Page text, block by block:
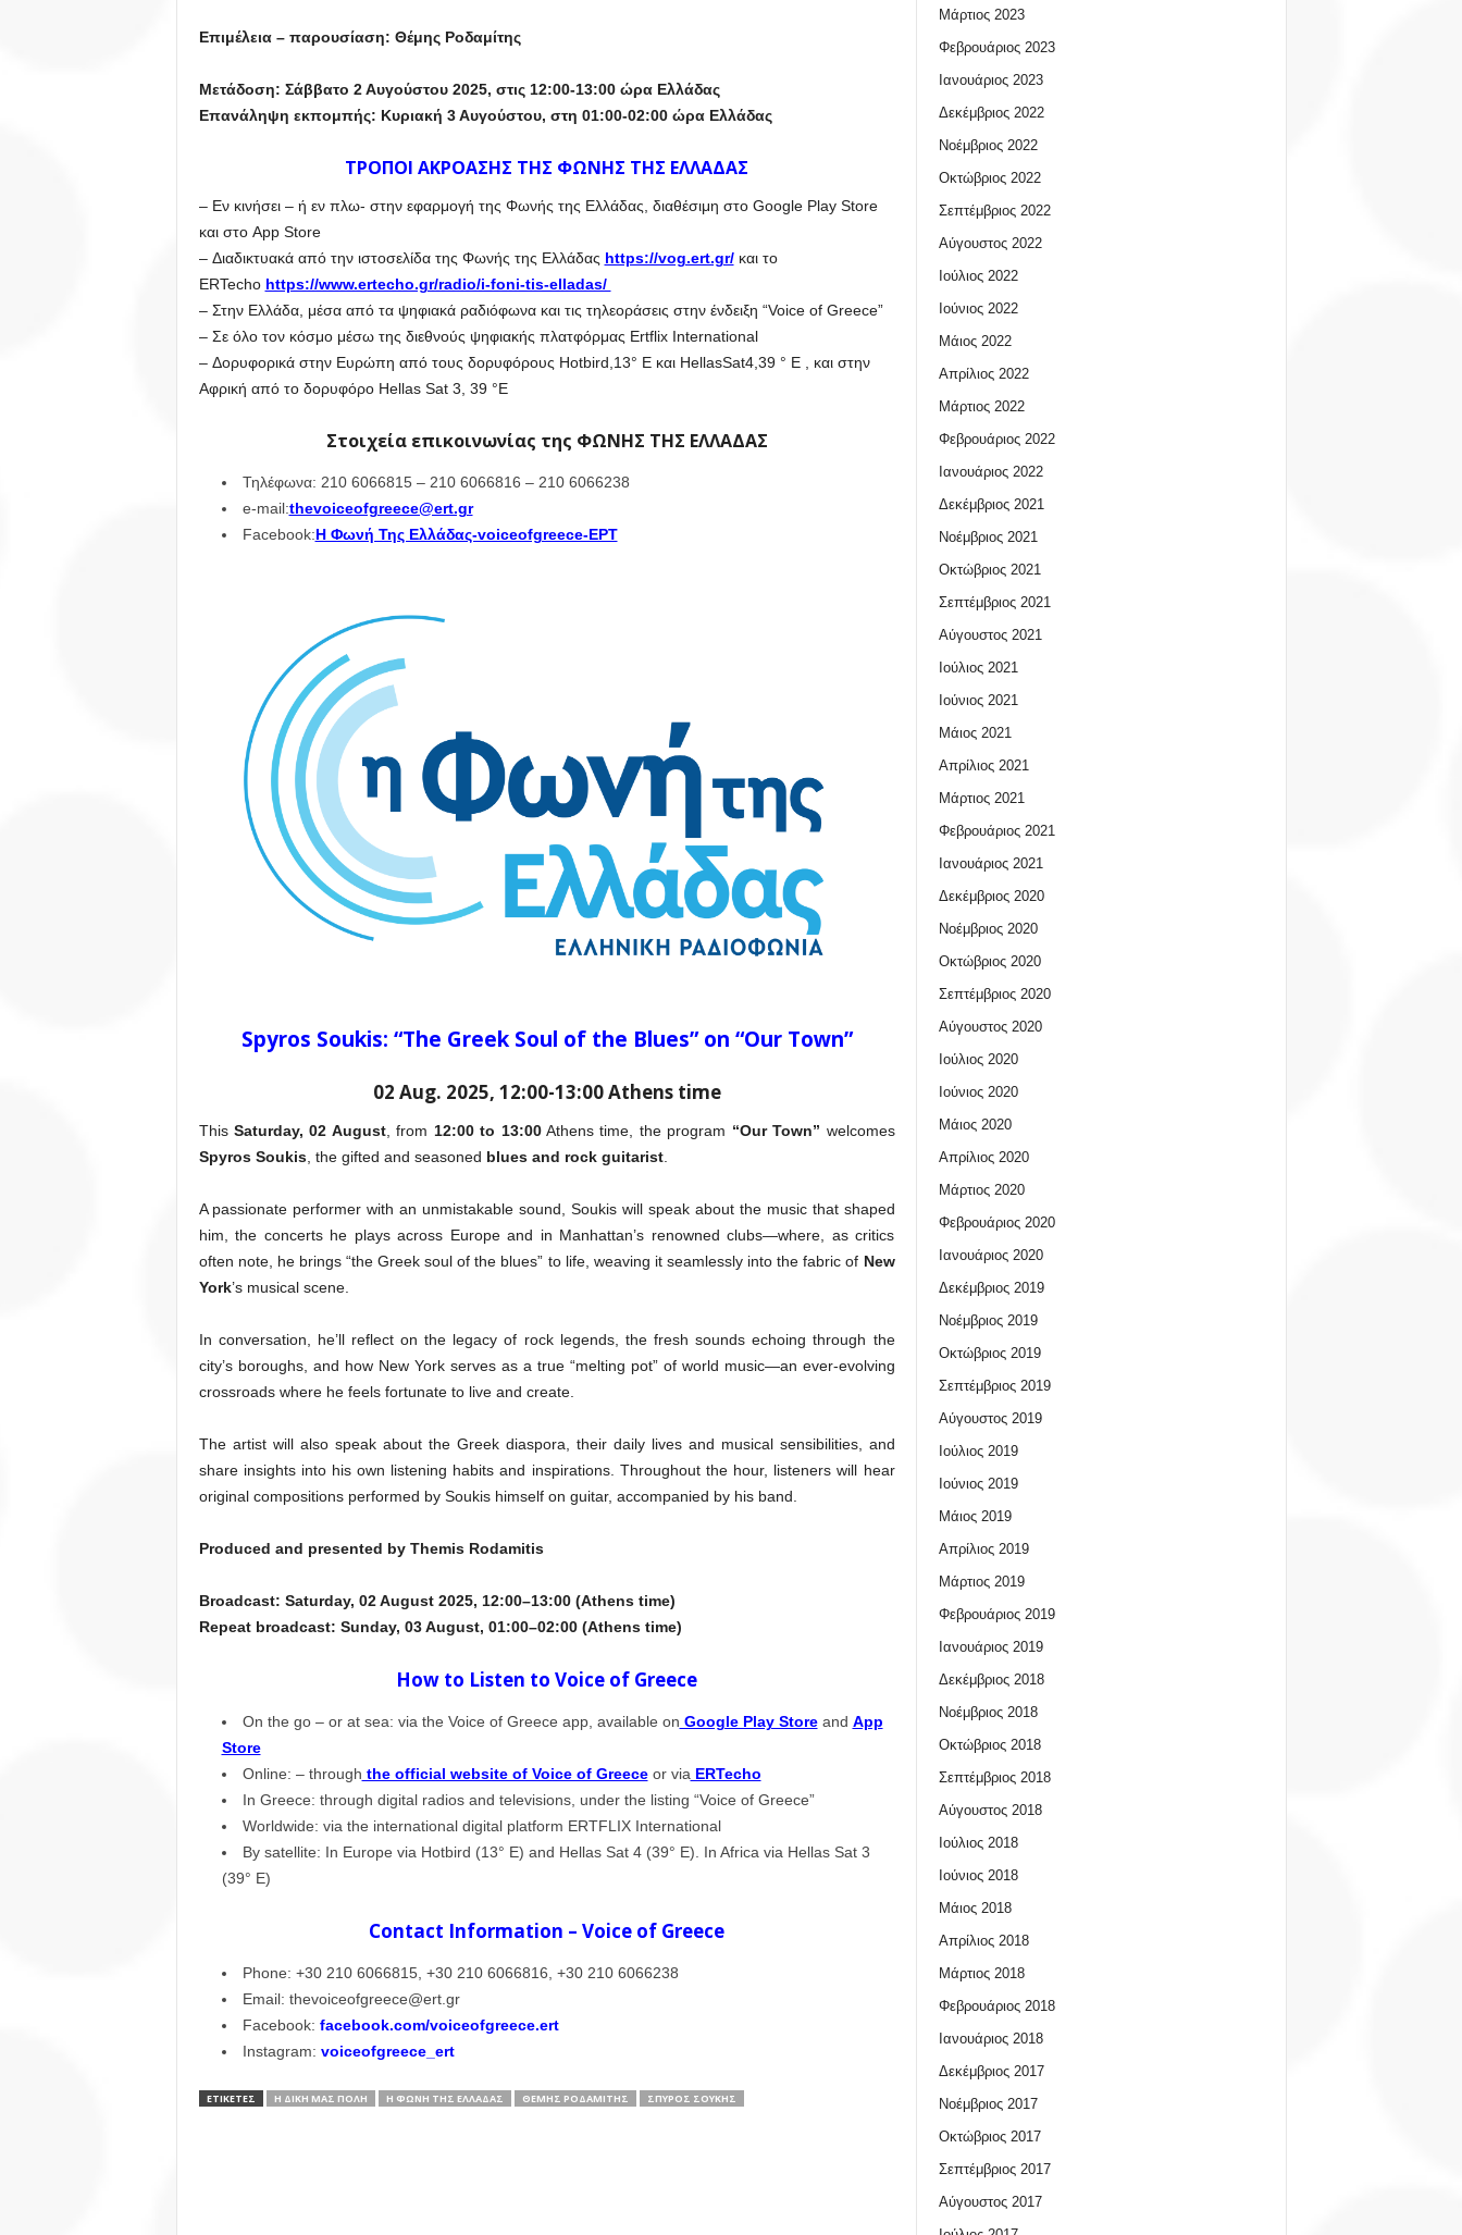
Επιμέλεια – παρουσίαση: Θέμης Ροδαμίτης
Μετάδοση: Σάββατο 2 Αυγούστου 2025, στις 12:00-13:00 ώρα Ελλάδας
Επανάληψη εκπομπής: Κυριακή 3 Αυγούστου, στη 01:00-02:00 ώρα Ελλάδας
ΤΡΟΠΟΙ ΑΚΡΟΑΣΗΣ ΤΗΣ ΦΩΝΗΣ ΤΗΣ ΕΛΛΑΔΑΣ
– Εν κινήσει – ή εν πλω- στην εφαρμογή της Φωνής της Ελλάδας, διαθέσιμη στο Google Play Store
και στο App Store
– Διαδικτυακά από την ιστοσελίδα της Φωνής της Ελλάδας https://vog.ert.gr/και το
ERTecho https://www.ertecho.gr/radio/i-foni-tis-elladas/
– Στην Ελλάδα, μέσα από τα ψηφιακά ραδιόφωνα και τις τηλεοράσεις στην ένδειξη “Voice of Greece”
– Σε όλο τον κόσμο μέσω της διεθνούς ψηφιακής πλατφόρμας Ertflix International
– Δορυφορικά στην Ευρώπη από τους δορυφόρους Hotbird,13° E και HellasSat4,39 ° E , και στην
Αφρική από το δορυφόρο Hellas Sat 3, 39 °E
Στοιχεία επικοινωνίας της ΦΩΝΗΣ ΤΗΣ ΕΛΛΑΔΑΣ
Τηλέφωνα: 210 6066815 – 210 6066816 – 210 6066238
e-mail:thevoiceofgreece@ert.gr
Facebook:Η Φωνή Της Ελλάδας-voiceofgreece-ΕΡΤ
Spyros Soukis: “The Greek Soul of the Blues” on “Our Town”
02 Aug. 2025, 12:00-13:00 Athens time
This Saturday, 02 August, from 12:00 to 13:00Athens time, the program “Our Town” welcomes
Spyros Soukis, the gifted and seasoned blues and rock guitarist.
A passionate performer with an unmistakable sound, Soukis will speak about the music that shaped
him, the concerts he plays across Europe and in Manhattan’s renowned clubs—where, as critics
often note, he brings “the Greek soul of the blues” to life, weaving it seamlessly into the fabric of New
York’s musical scene.
In conversation, he’ll reflect on the legacy of rock legends, the fresh sounds echoing through the
city’s boroughs, and how New York serves as a true “melting pot” of world music—an ever-evolving
crossroads where he feels fortunate to live and create.
The artist will also speak about the Greek diaspora, their daily lives and musical sensibilities, and
share insights into his own listening habits and inspirations. Throughout the hour, listeners will hear
original compositions performed by Soukis himself on guitar, accompanied by his band.
Produced and presented by Themis Rodamitis
Broadcast: Saturday, 02 August 2025, 12:00–13:00 (Athens time)
Repeat broadcast: Sunday, 03 August, 01:00–02:00 (Athens time)
How to Listen to Voice of Greece
On the go – or at sea: via the Voice of Greece app, available on Google Play Storeand App
Store
Online: – through the official website of Voice of Greece or viaERTecho
In Greece: through digital radios and televisions, under the listing “Voice of Greece”
Worldwide: via the international digital platform ERTFLIX International
By satellite: In Europe via Hotbird (13° E) and Hellas Sat 4 (39° E). In Africa via Hellas Sat 3
(39° E)
Contact Information – Voice of Greece
Phone: +30 210 6066815, +30 210 6066816, +30 210 6066238
Email: thevoiceofgreece@ert.gr
Facebook: facebook.com/voiceofgreece.ert
Instagram: voiceofgreece_ert
ΕΤΙΚΕΤΕΣ Η ΔΙΚΉ ΜΑΣ ΠΌΛΗ Η ΦΩΝΗ ΤΗΣ ΕΛΛΑΔΑΣ ΘΈΜΗΣ ΡΟΔΑΜΊΤΗΣ ΣΠΎΡΟΣ ΣΟΎΚΗΣ
Μάρτιος 2023
Φεβρουάριος 2023
Ιανουάριος 2023
Δεκέμβριος 2022
Νοέμβριος 2022
Οκτώβριος 2022
Σεπτέμβριος 2022
Αύγουστος 2022
Ιούλιος 2022
Ιούνιος 2022
Μάιος 2022
Απρίλιος 2022
Μάρτιος 2022
Φεβρουάριος 2022
Ιανουάριος 2022
Δεκέμβριος 2021
Νοέμβριος 2021
Οκτώβριος 2021
Σεπτέμβριος 2021
Αύγουστος 2021
Ιούλιος 2021
Ιούνιος 2021
Μάιος 2021
Απρίλιος 2021
Μάρτιος 2021
Φεβρουάριος 2021
Ιανουάριος 2021
Δεκέμβριος 2020
Νοέμβριος 2020
Οκτώβριος 2020
Σεπτέμβριος 2020
Αύγουστος 2020
Ιούλιος 2020
Ιούνιος 2020
Μάιος 2020
Απρίλιος 2020
Μάρτιος 2020
Φεβρουάριος 2020
Ιανουάριος 2020
Δεκέμβριος 2019
Νοέμβριος 2019
Οκτώβριος 2019
Σεπτέμβριος 2019
Αύγουστος 2019
Ιούλιος 2019
Ιούνιος 2019
Μάιος 2019
Απρίλιος 2019
Μάρτιος 2019
Φεβρουάριος 2019
Ιανουάριος 2019
Δεκέμβριος 2018
Νοέμβριος 2018
Οκτώβριος 2018
Σεπτέμβριος 2018
Αύγουστος 2018
Ιούλιος 2018
Ιούνιος 2018
Μάιος 2018
Απρίλιος 2018
Μάρτιος 2018
Φεβρουάριος 2018
Ιανουάριος 2018
Δεκέμβριος 2017
Νοέμβριος 2017
Οκτώβριος 2017
Σεπτέμβριος 2017
Αύγουστος 2017